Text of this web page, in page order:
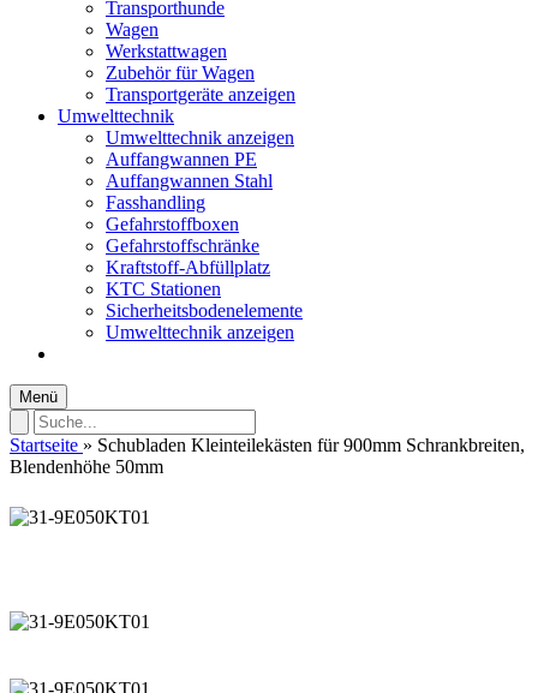
Transporthunde
Wagen
Werkstattwagen
Zubehör für Wagen
Transportgeräte anzeigen
Umwelttechnik
Umwelttechnik anzeigen
Auffangwannen PE
Auffangwannen Stahl
Fasshandling
Gefahrstoffboxen
Gefahrstoffschränke
Kraftstoff-Abfüllplatz
KTC Stationen
Sicherheitsbodenelemente
Umwelttechnik anzeigen
Menü
Startseite » Schubladen Kleinteilekästen für 900mm Schrankbreiten,
Blendenhöhe 50mm